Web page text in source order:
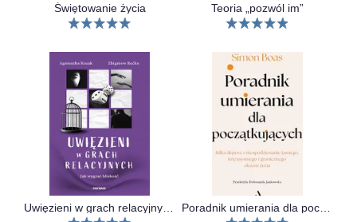
Świętowanie życia Teoria „pozwól im”